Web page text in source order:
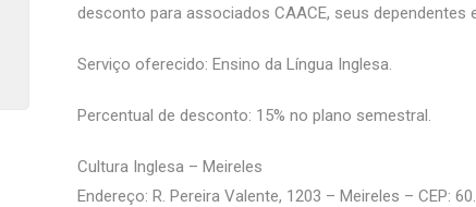
desconto para associados CAACE, seus dependentes
Serviço oferecido: Ensino da Língua Inglesa.
Percentual de desconto: 15% no plano semestral.
Cultura Inglesa – Meireles
Endereço: R. Pereira Valente, 1203 – Meireles – CEP: